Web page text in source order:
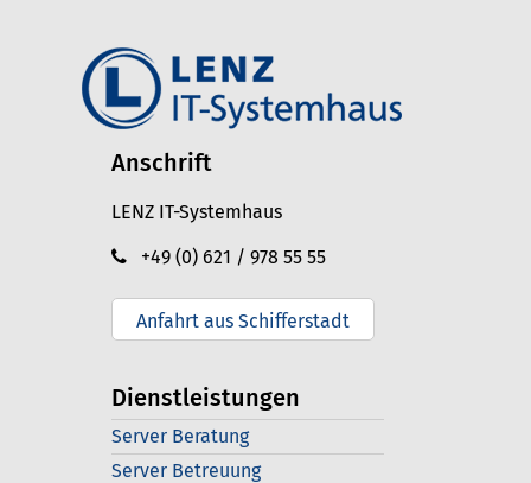
Anschrift
LENZ IT-Systemhaus
+49 (0) 621 / 978 55 55
Anfahrt aus Schifferstadt
Dienstleistungen
Server Beratung
Server Betreuung